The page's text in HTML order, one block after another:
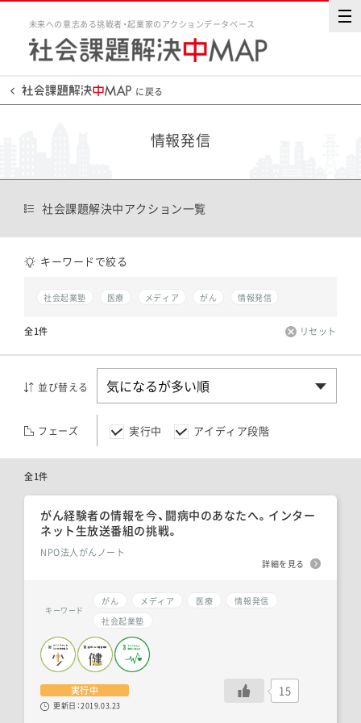
未来への意志ある挑戦者・起業家のアクションデータベース
に戻る
情報発信
社会課題解決中アクション一覧
キーワードで絞る
社会起業塾 医療 メディア がん 情報発信
全1件 リセット
並び替える
フェーズ 実行中 アイディア段階
全1件
がん経験者の情報を今、闘病中のあなたへ。インター
ネット生放送番組の挑戦。
NPO法人がんノート
詳細を見る
キーワード
がん メディア 医療
情報発信
社会起業塾
実行中
更新日：2019.03.23
15